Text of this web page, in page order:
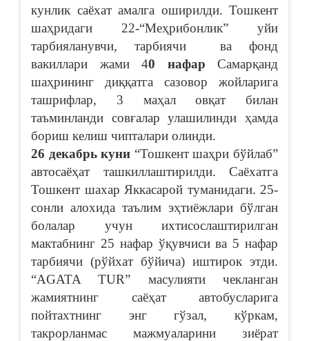
кунлик саёхат амалга оширилди. Тошкент
шаҳридаги 22-“Меҳрибонлик” уйи
тарбияланувчи, тарбиячи ва фонд
вакиллари жами 40 нафар Самарқанд
шаҳрининг диққатга сазовор жойларига
ташрифлар, 3 маҳал овқат билан
таъминланди совғалар улашилинди ҳамда
бориш келиш чипталари олинди.
26 декабрь куни “Тошкент шаҳри бўйлаб”
автосаёҳат ташкиллаштирилди. Саёхатга
Тошкент шахар Яккасарой туманидаги. 25-
сонли алохида таълим эҳтиёжлари бўлган
болалар учун ихтисослаштирилган
мактабнинг 25 нафар ўқувчиси ва 5 нафар
тарбиячи (рўйхат бўйича) иштирок этди.
“AGATA TUR” масулияти чекланган
жамиятнинг саёҳат автобусларига
пойтахтнинг энг гўзал, кўркам,
такрорланмас мажмуаларини зиёрат